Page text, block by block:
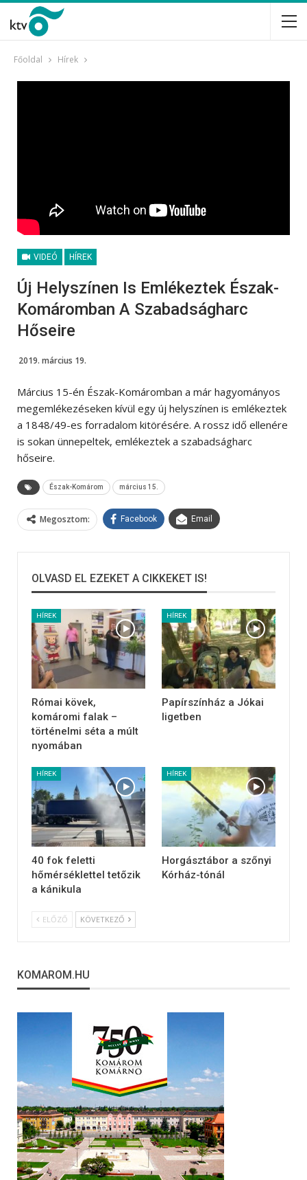
Főoldal Hírek
VIDEÓ HÍREK
Új Helyszínen Is Emlékeztek Észak-
Komáromban A Szabadságharc
Hőseire
2019. március 19.
Március 15-én Észak-Komáromban a már hagyományos
megemlékezéseken kívül egy új helyszínen is emlékeztek
a 1848/49-es forradalom kitörésére. A rossz idő ellenére
is sokan ünnepeltek, emlékeztek a szabadságharc
hőseire.
Észak-Komárom március 15.
Megosztom: Facebook Email
OLVASD EL EZEKET A CIKKEKET IS!
HÍREK
Római kövek,
komáromi falak –
történelmi séta a múlt
nyomában
HÍREK
Papírszínház a Jókai
ligetben
HÍREK
40 fok feletti
hőmérséklettel tetőzik
a kánikula
HÍREK
Horgásztábor a szőnyi
Kórház-tónál
ELŐZŐ KÖVETKEZŐ
KOMAROM.HU